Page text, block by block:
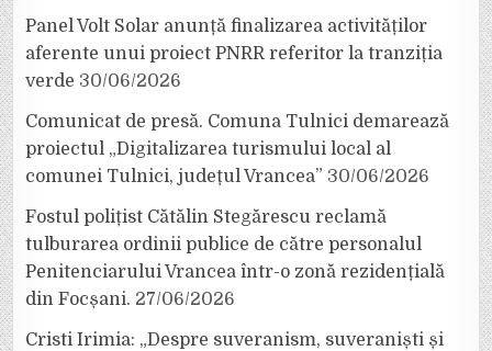
Panel Volt Solar anunță finalizarea activităților
aferente unui proiect PNRR referitor la tranziția
verde 30/06/2026
Comunicat de presă. Comuna Tulnici demarează
proiectul „Digitalizarea turismului local al
comunei Tulnici, județul Vrancea” 30/06/2026
Fostul polițist Cătălin Stegărescu reclamă
tulburarea ordinii publice de către personalul
Penitenciarului Vrancea într-o zonă rezidențială
din Focșani. 27/06/2026
Cristi Irimia: „Despre suveranism, suveraniști și